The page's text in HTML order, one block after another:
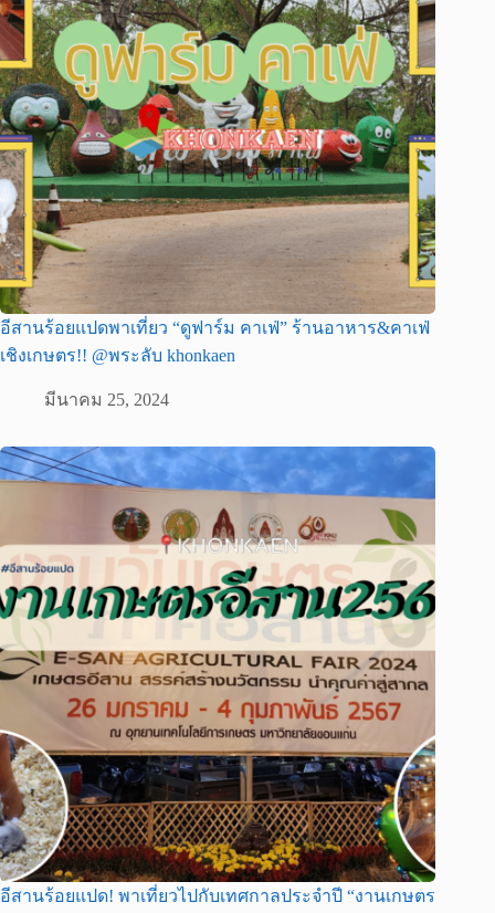
อีสานร้อยแปดพาเที่ยว “ดูฟาร์ม คาเฟ่” ร้านอาหาร&คาเฟ่
เชิงเกษตร!! @พระลับ khonkaen
มีนาคม 25, 2024
อีสานร้อยแปด! พาเที่ยวไปกับเทศกาลประจำปี “งานเกษตร